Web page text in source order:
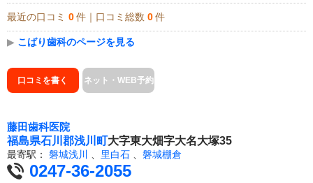
最近の口コミ 0 件｜口コミ総数 0 件
▶ こばり歯科のページを見る
口コミを書く ネット・WEB予約
藤田歯科医院
福島県石川郡浅川町大字東大畑字大名大塚35
最寄駅： 磐城浅川 、 里白石 、 磐城棚倉
0247-36-2055